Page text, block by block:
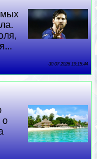
30 07 2026 19:15:44
о